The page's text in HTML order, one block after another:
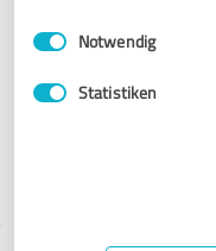
Impressum
Einwilligungsauswahl
Notwendig
Statistiken
GentesSalesBoard